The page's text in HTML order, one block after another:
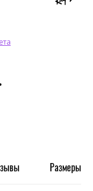
Размеры